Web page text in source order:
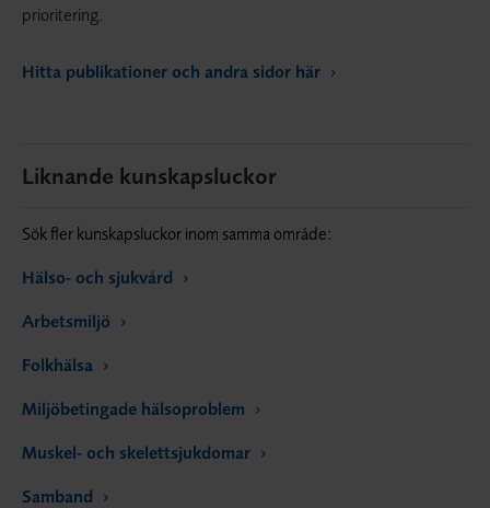
prioritering.
Hitta publikationer och andra sidor här
Liknande kunskapsluckor
Sök fler kunskapsluckor inom samma område:
Hälso- och sjukvård
Arbetsmiljö
Folkhälsa
Miljöbetingade hälsoproblem
Muskel- och skelettsjukdomar
Samband